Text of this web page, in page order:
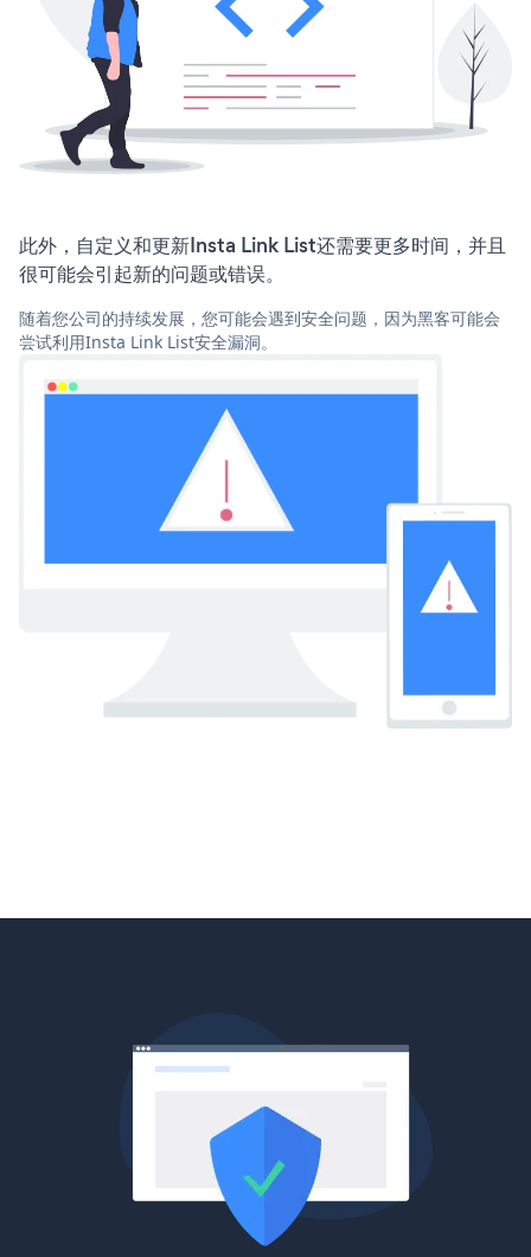
此外，自定义和更新Insta Link List还需要更多时间，并且
很可能会引起新的问题或错误。
随着您公司的持续发展，您可能会遇到安全问题，因为黑客可能会
尝试利用Insta Link List安全漏洞。